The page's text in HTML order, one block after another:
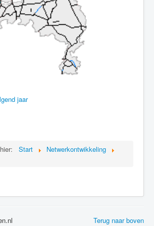
jaar
Start
Netwerkontwikkeling
Terug naar boven